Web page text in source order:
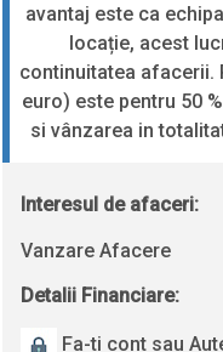
avantaj este ca
locație, acest
continuitatea afacerii.
euro) este pentru 50
si vânzarea in
Interesul de afaceri:
Vanzare Afacere
Detalii Financiare:
Fa-ti cont sau